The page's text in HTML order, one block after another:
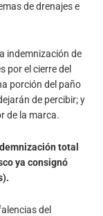
de drenajes e
indemnización de
por el cierre del
porción del paño
de percibir; y
de la marca.
total
ya consignó
del